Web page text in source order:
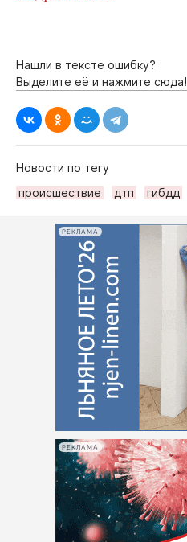
Нашли в тексте ошибку?
Выделите её и нажмите сюда!
Новости по тегу
происшествие
дтп гибдд
РЕКЛАМА
РЕКЛАМА